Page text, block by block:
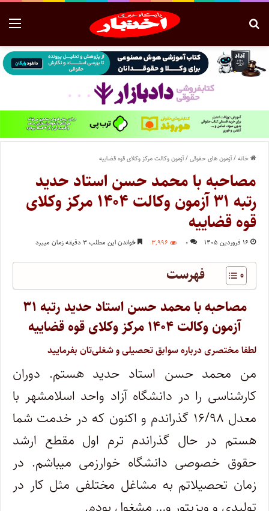
خانه/آزمون های حقوقی/آزمون وکالت مرکز وکلای قوه قضاییه
مصاحبه با محمد حسن استاد حدید
رتبه ۳۱ آزمون وکالت ۱۴۰۴ مرکز وکلای
قوه قضاییه
۱۶ فروردین ۱۴۰۵ ۰ ۳,۹۹۶ خواندن این مطلب ۳ دقیقه زمان میبرد
فهرست
مصاحبه با محمد حسن استاد حدید رتبه ۳۱
آزمون وکالت ۱۴۰۴ مرکز وکلای قوه قضاییه
لطفا مختصری درباره سوابق تحصیلی و شغلی‌تان بفرمایید
من محمد حسن استاد حدید هستم. دوران
کارشناسی را در دانشگاه آزاد واحد اسلامشهر با
معدل ۱۶/۹۸ گذراندم و اکنون که در خدمت شما
هستم در حال گذراندم ترم اول مقطع ارشد
حقوق خصوصی دانشگاه خوارزمی میباشم. در
زمان تحصیلاتم به مشاغل مختلفی مثل کار در